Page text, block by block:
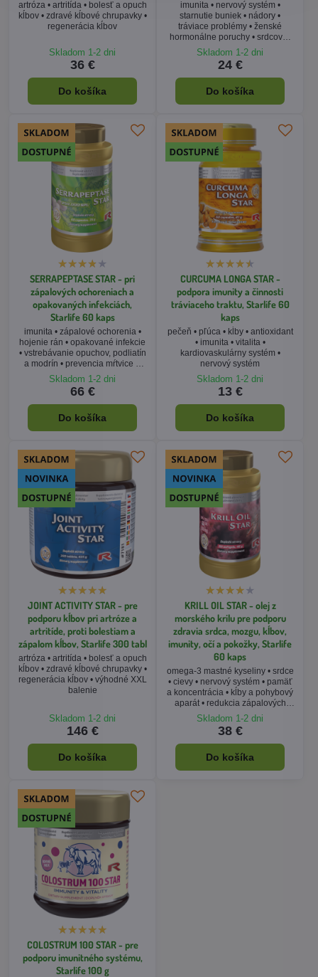
artróza • artritída • bolesť a opuch
kĺbov • zdravé kĺbové chrupavky •
regenerácia kĺbov
Skladom 1-2 dni
36 €
Do košíka
imunita • nervový systém •
starnutie buniek • nádory •
tráviace problémy • ženské
hormonálne poruchy • srdcovo-
cievny systém
Skladom 1-2 dni
24 €
Do košíka
SERRAPEPTASE STAR - pri
zápalových ochoreniach a
opakovaných infekciách,
Starlife 60 kaps
imunita • zápalové ochorenia •
hojenie rán • opakované infekcie
• vstrebávanie opuchov, podliatín
a modrín • prevencia mŕtvice a
infarktu • zdravé starnutie
Skladom 1-2 dni
66 €
Do košíka
CURCUMA LONGA STAR -
podpora imunity a činnosti
tráviaceho traktu, Starlife 60
kaps
pečeň • pľúca • kĺby • antioxidant
• imunita • vitalita •
kardiovaskulárny systém •
nervový systém
Skladom 1-2 dni
13 €
Do košíka
JOINT ACTIVITY STAR - pre
podporu kĺbov pri artróze a
artritíde, proti bolestiam a
zápalom kĺbov, Starlife 300 tabl
artróza • artritída • bolesť a opuch
kĺbov • zdravé kĺbové chrupavky •
regenerácia kĺbov • výhodné XXL
balenie
Skladom 1-2 dni
146 €
Do košíka
KRILL OIL STAR - olej z
morského krilu pre podporu
zdravia srdca, mozgu, kĺbov,
imunity, očí a pokožky, Starlife
60 kaps
omega-3 mastné kyseliny • srdce
• cievy • nervový systém • pamäť
a koncentrácia • kĺby a pohybový
aparát • redukcia zápalových
procesov v organizme
Skladom 1-2 dni
38 €
Do košíka
COLOSTRUM 100 STAR - pre
podporu imunitného systému,
Starlife 100 g